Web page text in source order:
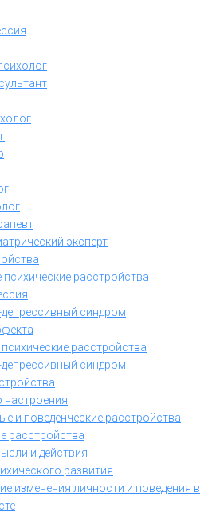
эксперт
расстройства
синдром
расстройства
синдром
настроения
и поведенческие расстройства
расстройства
и действия
развития
изменения личности и поведения в